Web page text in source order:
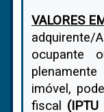
VALORES
ocupante
imóvel,
fiscal